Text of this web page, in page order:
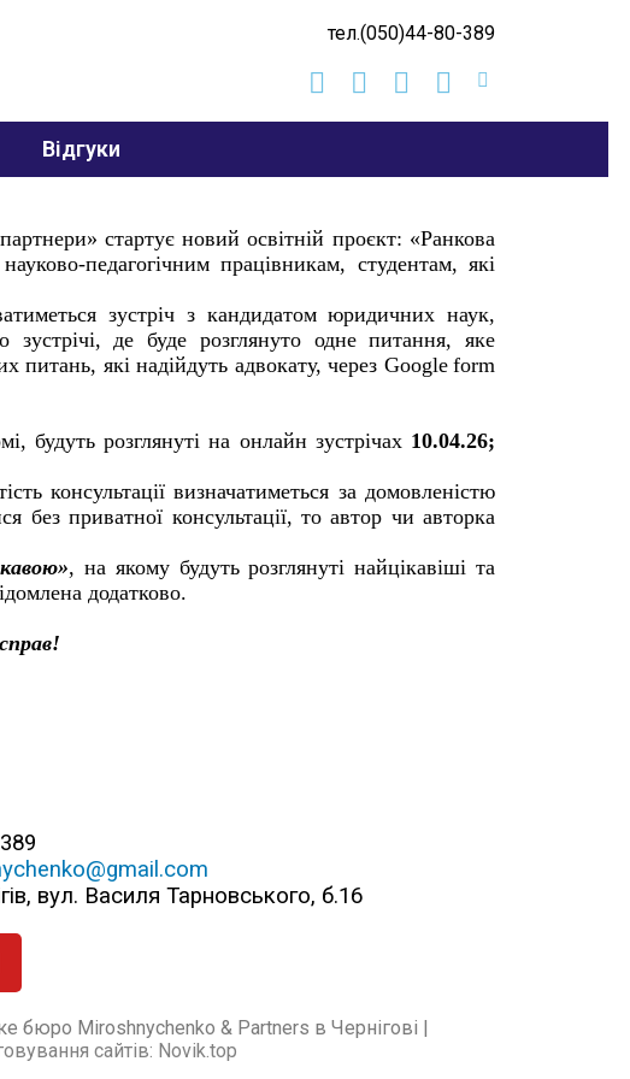
тел.(050)44-80-389
Відгуки
стартує новий освітній проєкт: «Ранкова
педагогічним працівникам, студентам, які
зустріч з кандидатом юридичних наук,
де буде розглянуто одне питання, яке
питань, які надійдуть адвокату, через Google form
розглянуті на онлайн зустрічах 10.04.26;
консультації визначатиметься за домовленістю
без приватної консультації, то автор чи авторка
, на якому будуть розглянуті найцікавіші та
додатково.
вул. Василя Тарновського, б.16
бюро Miroshnychenko & Partners в Чернігові |
сайтів: Novik.top